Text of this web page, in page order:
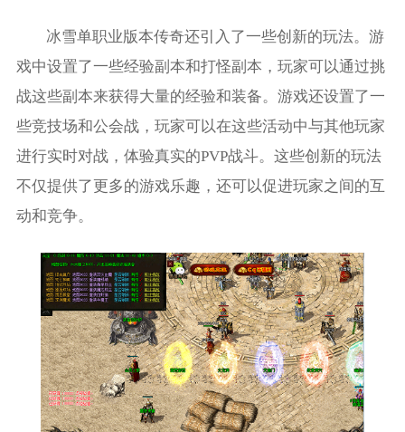
冰雪单职业版本传奇还引入了一些创新的玩法。游
戏中设置了一些经验副本和打怪副本，玩家可以通过挑
战这些副本来获得大量的经验和装备。游戏还设置了一
些竞技场和公会战，玩家可以在这些活动中与其他玩家
进行实时对战，体验真实的PVP战斗。这些创新的玩法
不仅提供了更多的游戏乐趣，还可以促进玩家之间的互
动和竞争。